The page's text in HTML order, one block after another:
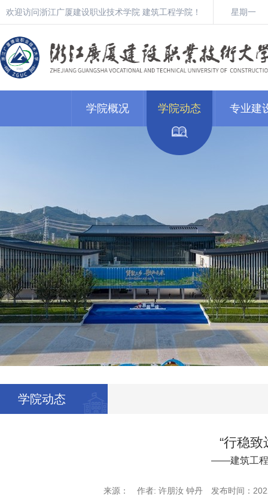
欢迎访问浙江广厦建设职业技术学院 建筑工程学院！ 星期一
学院概况 学院动态 专业建
学院动态
“行稳致
——建筑工程
来源： 作者: 许朋汝 钟丹 发布时间：